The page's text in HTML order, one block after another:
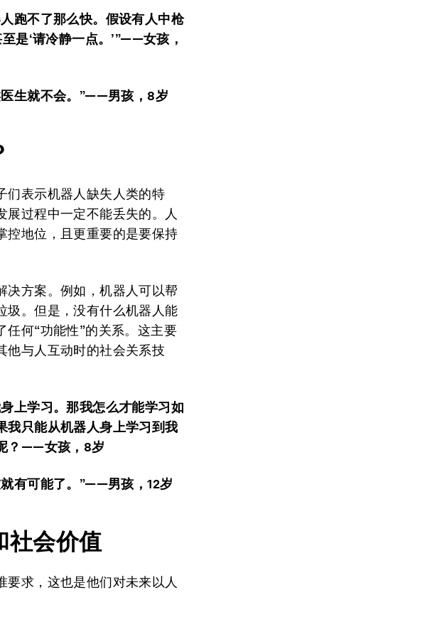
跑不了那么快。 假设有人中枪
至是‘请冷静一点。 ’”——女孩，
生就不会。”——男孩， 8岁
们表示机器人缺失人类的特
展过程中一定不能丢失的。人
控地位，且更重要的是要保持
决方案。例如，机器人可以帮
圾。但是，没有什么机器人能
何“功能性”的关系。这主要
他与人互动时的社会关系技
上学习。那我怎么才能学习如
我只能从机器人身上学习到我
？——女孩， 8岁
有可能了。 ”——男孩，12岁
社会价值
求，这也是他们对未来以人